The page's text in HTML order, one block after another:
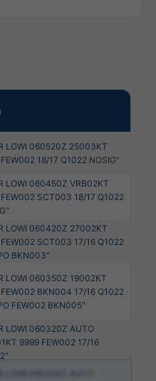
LOWI 060520Z 25003KT
18/17 Q1022 NOSIG"
LOWI 060450Z VRB02KT
SCT003 18/17 Q1022
LOWI 060420Z 27002KT
SCT003 17/16 Q1022
BKN003"
LOWI 060350Z 19002KT
BKN004 17/16 Q1022
FEW002 BKN005"
LOWI 060320Z AUTO
9999 FEW002 17/16